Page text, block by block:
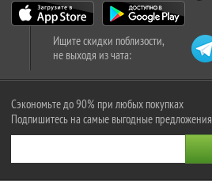
Ищите скидки поблизости,
не выходя из чата:
Сэкономьте до 90% при любых покупках
Подпишитесь на самые выгодные предложения